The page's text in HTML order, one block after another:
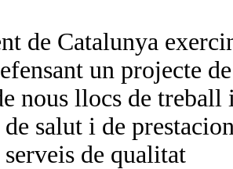
de Catalunya
un projecte
nous llocs de treball
salut i de
serveis de qualitat